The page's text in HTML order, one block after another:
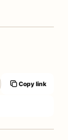
Copy link